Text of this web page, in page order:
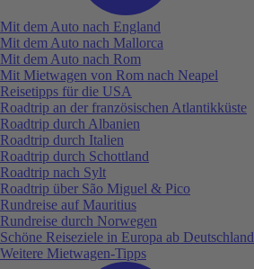
Mit dem Auto nach England
Mit dem Auto nach Mallorca
Mit dem Auto nach Rom
Mit Mietwagen von Rom nach Neapel
Reisetipps für die USA
Roadtrip an der französischen Atlantikküste
Roadtrip durch Albanien
Roadtrip durch Italien
Roadtrip durch Schottland
Roadtrip nach Sylt
Roadtrip über São Miguel & Pico
Rundreise auf Mauritius
Rundreise durch Norwegen
Schöne Reiseziele in Europa ab Deutschland
Weitere Mietwagen-Tipps